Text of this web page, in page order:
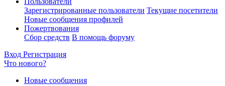
Зарегистрированные пользователи Текущие посетители
Новые сообщения профилей
Пожертвования
Сбор средств В помощь форуму
Вход Регистрация
Что нового?
Новые сообщения